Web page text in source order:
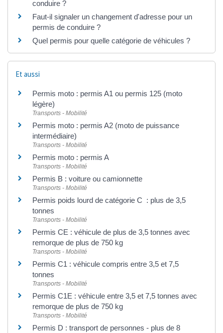
conduire ?
Faut-il signaler un changement d'adresse pour un
permis de conduire ?
Quel permis pour quelle catégorie de véhicules ?
Et aussi
Permis moto : permis A1 ou permis 125 (moto
légère)
Transports - Mobilité
Permis moto : permis A2 (moto de puissance
intermédiaire)
Transports - Mobilité
Permis moto : permis A
Transports - Mobilité
Permis B : voiture ou camionnette
Transports - Mobilité
Permis poids lourd de catégorie C : plus de 3,5
tonnes
Transports - Mobilité
Permis CE : véhicule de plus de 3,5 tonnes avec
remorque de plus de 750 kg
Transports - Mobilité
Permis C1 : véhicule compris entre 3,5 et 7,5
tonnes
Transports - Mobilité
Permis C1E : véhicule entre 3,5 et 7,5 tonnes avec
remorque de plus de 750 kg
Transports - Mobilité
Permis D : transport de personnes - plus de 8